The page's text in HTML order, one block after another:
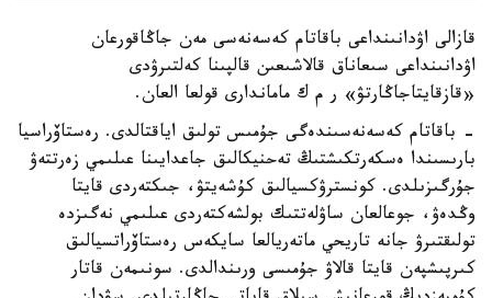
قازالى اۋدانىنداعى باقاتام كەسەنەسى مەن جاڭاقورعان
اۋدانىنداعى سىعاناق قالاشىعىن قالپىنا كەلتىرۋدى
«قازقايتاجاڭارتۋ» ر م ك ماماندارى قولعا العان.
- باقاتام كەسەنەسىندەگى جۇمىس تولىق اياقتالدى. رەستاۆراسيا
بارىسىندا ەسكەرتكىشتىڭ تەحنيكالىق جاعدايىنا عىلىمي زەرتتەۋ
جۇرگىزىلدى. كونسترۋكسيالىق كۇشەيتۋ، جىكتەردى قايتا
وڭدەۋ، جوعالعان ساۋلەتتىك بولشەكتەردى عىلىمي نەگىزدە
تولىقتىرۋ جانە تاريحي ماتەريالعا سايكەس رەستاۆراتسيالىق
كىرپىشپەن قايتا قالاۋ جۇمىسى ورىندالدى. سونىمەن قاتار